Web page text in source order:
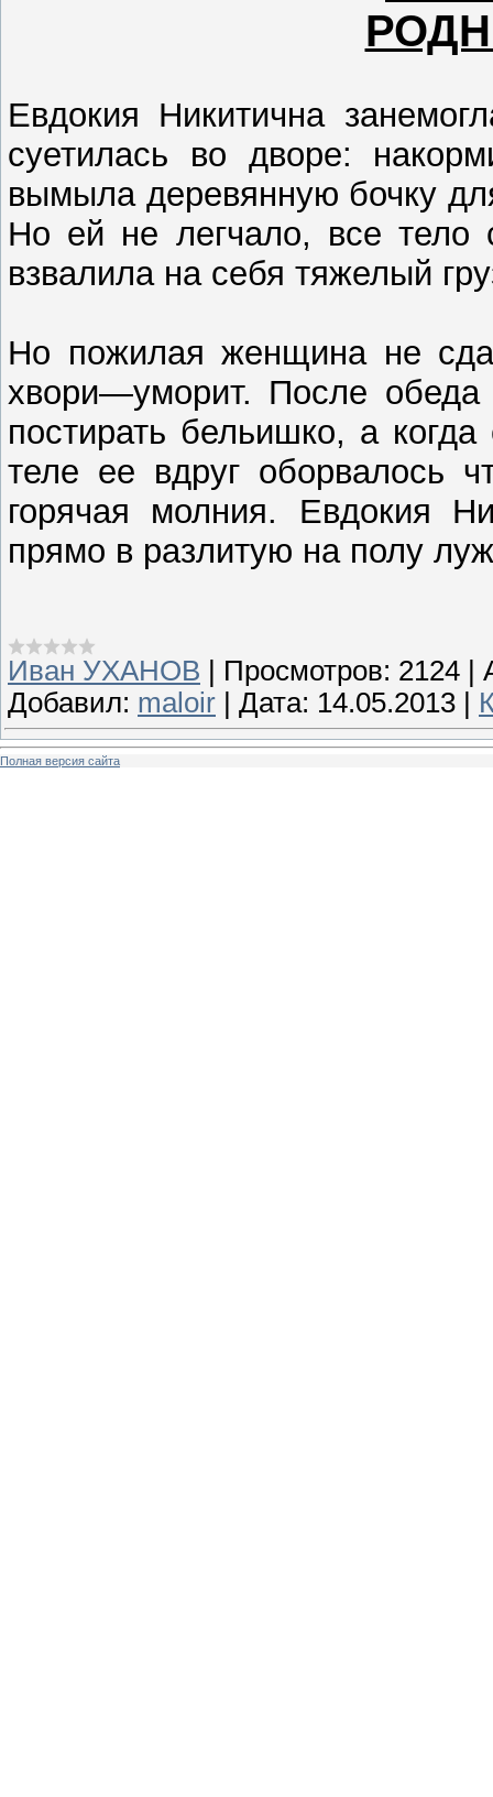
Евдокия Никитична
суетилась во дворе:
вымыла деревянную бочку
Но ей не легчало, все тело
взвалила на себя тяжелый
Но пожилая женщина не
хвори—уморит. После обеда
постирать бельишко, а
теле ее вдруг оборвалось
горячая молния. Евдокия
прямо в разлитую на полу
Иван УХАНОВ | Просмотров: 2124 |
Добавил: maloir | Дата: 14.05.2013 |
Полная версия сайта